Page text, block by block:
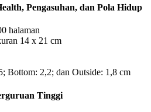
Pengasuhan, dan Pola Hidup
halaman
14 x 21 cm
Bottom: 2,2; dan Outside: 1,8 cm
Tinggi